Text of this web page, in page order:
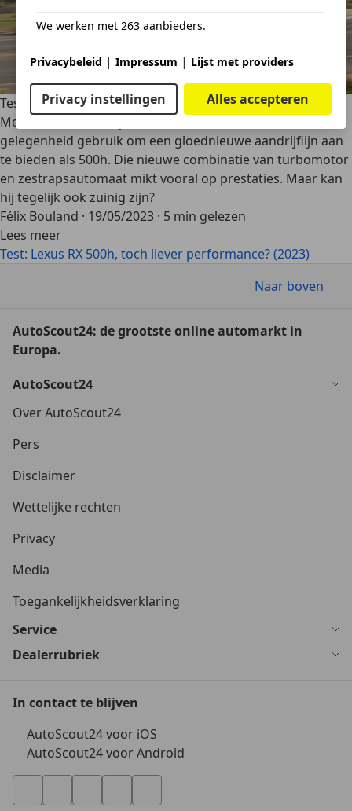
We werken met 263 aanbieders.
Privacybeleid | Impressum | Lijst met providers
Privacy instellingen Alles accepteren
Test: Lexus RX 500h, toch liever performance? (2023)
Met de komst van zijn nieuwe RX maakt Lexus van de
gelegenheid gebruik om een gloednieuwe aandrijflijn aan
te bieden als 500h. Die nieuwe combinatie van turbomotor
en zestrapsautomaat mikt vooral op prestaties. Maar kan
hij tegelijk ook zuinig zijn?
Félix Bouland · 19/05/2023 · 5 min gelezen
Lees meer
Test: Lexus RX 500h, toch liever performance? (2023)
Naar boven
AutoScout24: de grootste online automarkt in
Europa.
AutoScout24
Over AutoScout24
Pers
Disclaimer
Wettelijke rechten
Privacy
Media
Toegankelijkheidsverklaring
Service
Dealerrubriek
In contact te blijven
AutoScout24 voor iOS
AutoScout24 voor Android